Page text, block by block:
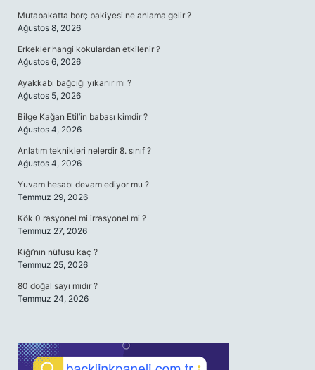
Mutabakatta borç bakiyesi ne anlama gelir ?
Ağustos 8, 2026
Erkekler hangi kokulardan etkilenir ?
Ağustos 6, 2026
Ayakkabı bağcığı yıkanır mı ?
Ağustos 5, 2026
Bilge Kağan Etil’in babası kimdir ?
Ağustos 4, 2026
Anlatım teknikleri nelerdir 8. sınıf ?
Ağustos 4, 2026
Yuvam hesabı devam ediyor mu ?
Temmuz 29, 2026
Kök 0 rasyonel mi irrasyonel mi ?
Temmuz 27, 2026
Kiğı’nın nüfusu kaç ?
Temmuz 25, 2026
80 doğal sayı mıdır ?
Temmuz 24, 2026